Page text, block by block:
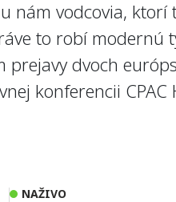
nám vodcovia, ktorí
to robí modernú
prejavy dvoch
konferencii CPAC
NAŽIVO